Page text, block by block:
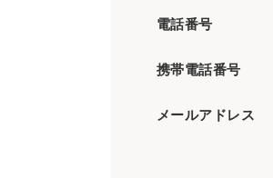
電話番号
携帯電話番号
メールアドレス